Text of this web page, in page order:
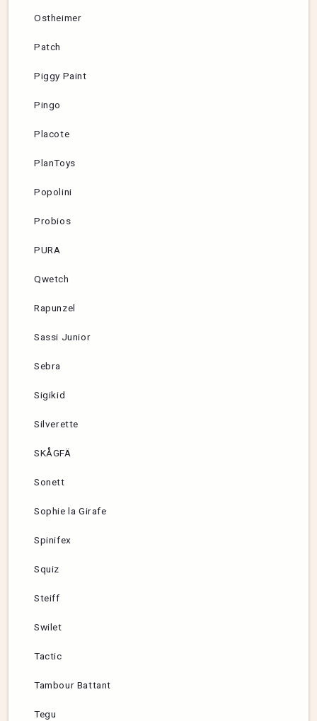
Ostheimer
Patch
Piggy Paint
Pingo
Placote
PlanToys
Popolini
Probios
PURA
Qwetch
Rapunzel
Sassi Junior
Sebra
Sigikid
Silverette
SKÅGFÄ
Sonett
Sophie la Girafe
Spinifex
Squiz
Steiff
Swilet
Tactic
Tambour Battant
Tegu